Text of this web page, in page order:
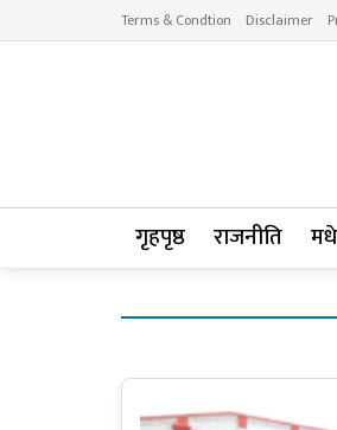
Terms & Condtion Disclaimer
गृहपृष्ठ राजनीति